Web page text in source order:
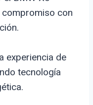
con
experiencia de
tecnología